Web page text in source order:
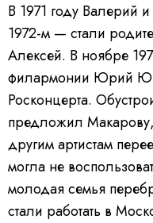
В 1971 году Валерий
1972-м — стали
Алексей. В ноябре
филармонии Юрий
Росконцерта.
предложил
другим артистам
могла не
молодая семья
стали работать в